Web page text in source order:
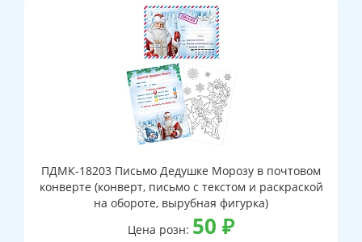
ПДМК-18203 Письмо Дедушке Морозу в почтовом
конверте (конверт, письмо с текстом и раскраской
на обороте, вырубная фигурка)
Цена розн: 50 ₽